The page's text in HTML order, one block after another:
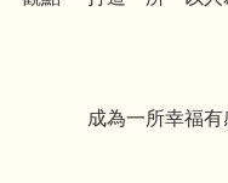
成為一所幸福